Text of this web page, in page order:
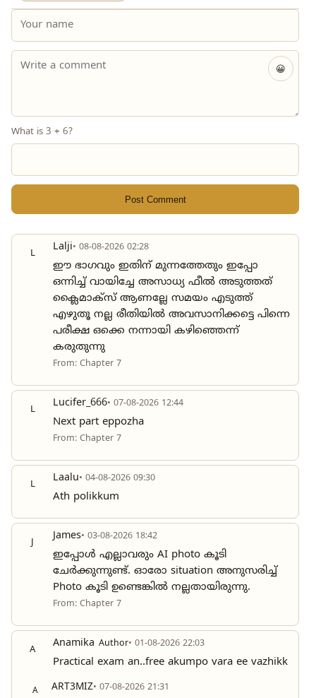
😀
What is 3 + 6?
Post Comment
L Lalji• 08-08-2026 02:28
ഈ ഭാഗവും ഇതിന് മുന്നത്തേതും ഇപ്പോ
ഒന്നിച്ച് വായിച്ചേ അസാധ്യ ഫീൽ അടുത്തത്
ക്ലൈമാക്സ് ആണല്ലേ സമയം എടുത്ത്
എഴുതൂ നല്ല രീതിയിൽ അവസാനിക്കട്ടെ പിന്നെ
പരീക്ഷ ഒക്കെ നന്നായി കഴിഞ്ഞെന്ന്
കരുതുന്നു
From: Chapter 7
L Lucifer_666• 07-08-2026 12:44
Next part eppozha
From: Chapter 7
L Laalu• 04-08-2026 09:30
Ath polikkum
James• 03-08-2026 18:42
ഇപ്പോൾ എല്ലാവരും AI photo കൂടി
ചേർക്കുന്നുണ്ട്. ഓരോ situation അനുസരിച്ച്
Photo കൂടി ഉണ്ടെങ്കിൽ നല്ലതായിരുന്നു.
From: Chapter 7
A Anamika Author• 01-08-2026 22:03
Practical exam an..free akumpo vara ee vazhikk
A ART3MIZ• 07-08-2026 21:31